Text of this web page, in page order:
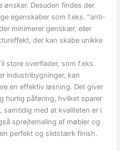
ønsker. Desuden findes der
egenskaber som f.eks. "anti-
minimerer genskær, eller
der kan skabe unikke
store overflader, som f.eks.
industribygninger, kan
en effektiv løsning. Det giver
hurtig påføring, hvilket sparer
samtidig med at kvaliteten er i
sprøjtemaling af møbler og
perfekt og slidstærk finish.